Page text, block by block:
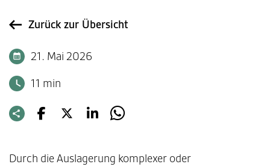
Zurück zur Übersicht
21. Mai 2026
11 min
Durch die Auslagerung komplexer oder